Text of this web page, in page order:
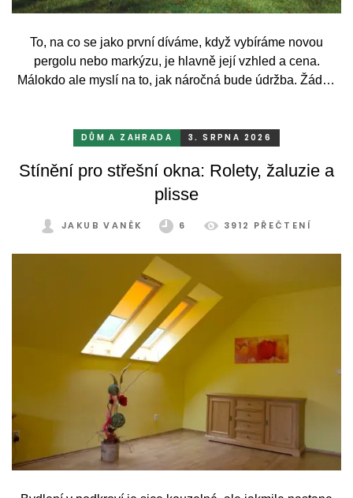
To, na co se jako první díváme, když vybíráme novou
pergolu nebo markýzu, je hlavně její vzhled a cena.
Málokdo ale myslí na to, jak náročná bude údržba. Žádný
mrazu, ale také prachu a pylu, což se na něm dříve či
DŮM A ZAHRADA 3. SRPNA 2026
Stínění pro střešní okna: Rolety, žaluzie a
plisse
JAKUB VANĚK 6 3912 PŘEČTENÍ